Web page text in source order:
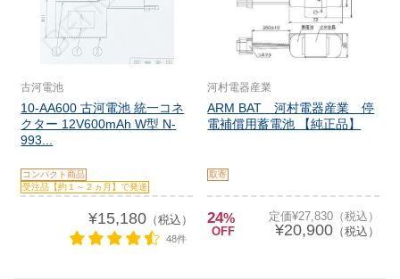
古河電池
10-AA600 古河電池 統一コネ
クター 12V600mAh W型 N-
993...
コンパクト商品
受注品【約１～２ヵ月】で発送
¥15,180（税込）
48件
河村電器産業
ARM BAT 河村電器産業 停
電補償用蓄電池 【純正品】
取寄
24%
OFF
定価¥27,830（税込）
¥20,900（税込）